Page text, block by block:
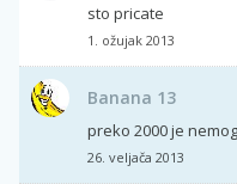
sto pricate
1. ožujak 2013
Banana 13
preko 2000 je
26. veljača 2013